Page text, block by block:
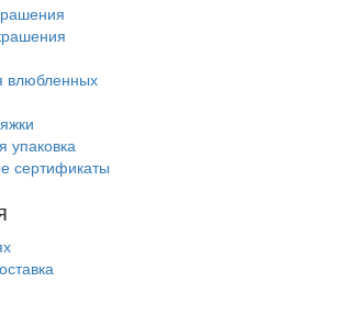
влюбленных
упаковка
сертификаты